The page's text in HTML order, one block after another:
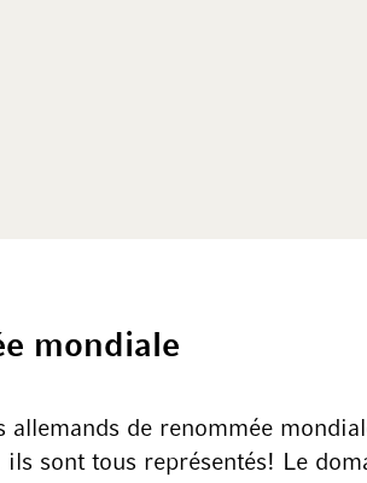
mondiale
de renommée
sont tous représentés! Le